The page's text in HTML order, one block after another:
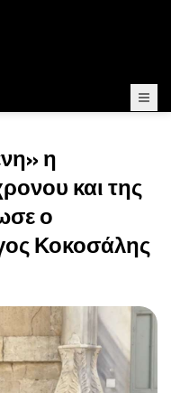
η
και της
ο
Κοκοσάλης